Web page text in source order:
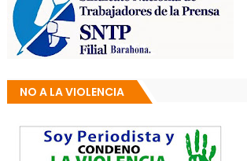
NO A LA VIOLENCIA